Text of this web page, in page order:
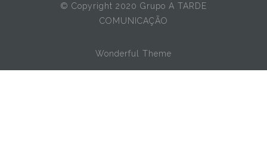
© Copyright 2020 Grupo A TARDE
COMUNICAÇÃO
Wonderful Theme